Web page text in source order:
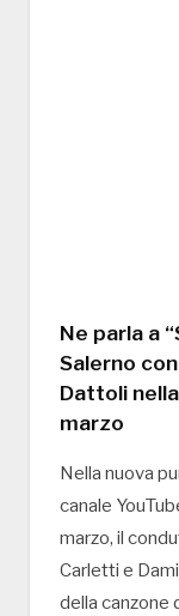
Ne parla a
Salerno
Dattoli
marzo
Nella nuova
canale
marzo, il
Carletti e
della canzone